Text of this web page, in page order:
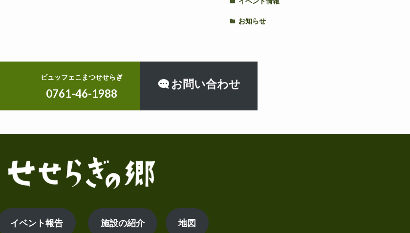
お知らせ
ビュッフェこまつせせらぎ
0761-46-1988
お問い合わせ
イベント報告 施設の紹介 地図